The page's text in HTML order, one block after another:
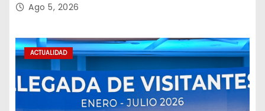
Ago 5, 2026
ACTUALIDAD